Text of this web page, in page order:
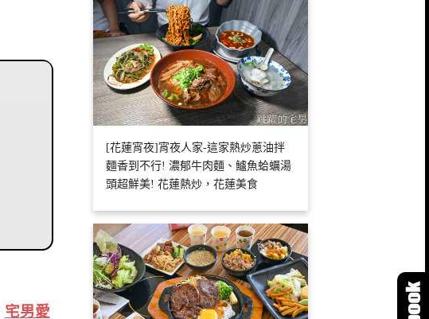
宅男愛
[花蓮宵夜]宵夜人家-這家熱炒蔥油拌
麵香到不行! 濃郁牛肉麵、鱸魚蛤蠣湯
頭超鮮美! 花蓮熱炒，花蓮美食